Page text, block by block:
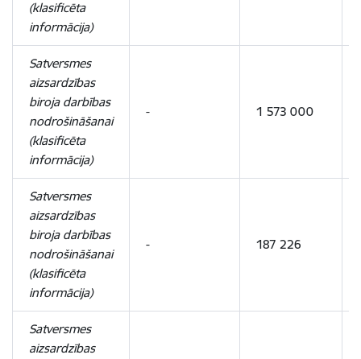
(klasificēta
informācija)
Satversmes
aizsardzības
biroja darbības
nodrošināšanai
(klasificēta
informācija)
- 1 573 000
Satversmes
aizsardzības
biroja darbības
nodrošināšanai
(klasificēta
informācija)
- 187 226
Satversmes
aizsardzības